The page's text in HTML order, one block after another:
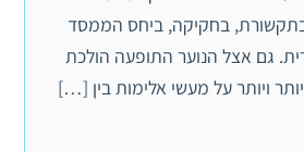
בחקיקה, ביחס הממסד
גם אצל הנוער התופעה הולכת
ויותר על מעשי אלימות בין […]